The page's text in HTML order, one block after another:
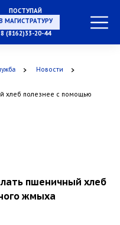
ПОСТУПАЙ
МАГИСТРАТУРУ
8 (8162)33-20-44
Новости
хлеб полезнее с помощью
пшеничный хлеб
жмыха